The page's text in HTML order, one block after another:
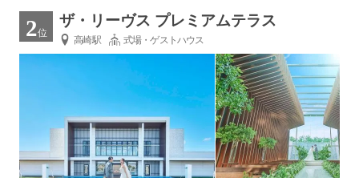
2位
ザ・リーヴス プレミアムテラス
高崎駅 式場・ゲストハウス